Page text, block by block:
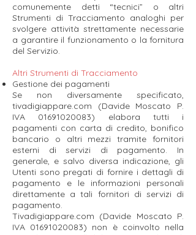
comunemente detti “tecnici” o altri
Strumenti di Tracciamento analoghi per
svolgere attività strettamente necessarie
a garantire il funzionamento o la fornitura
del Servizio.
Altri Strumenti di Tracciamento
Gestione dei pagamenti
Se non diversamente specificato,
tivadigiappare.com (Davide Moscato P.
IVA 01691020083) elabora tutti i
pagamenti con carta di credito, bonifico
bancario o altri mezzi tramite fornitori
esterni di servizi di pagamento. In
generale, e salvo diversa indicazione, gli
Utenti sono pregati di fornire i dettagli di
pagamento e le informazioni personali
direttamente a tali fornitori di servizi di
pagamento.
Tivadigiappare.com (Davide Moscato P.
IVA 01691020083) non è coinvolto nella